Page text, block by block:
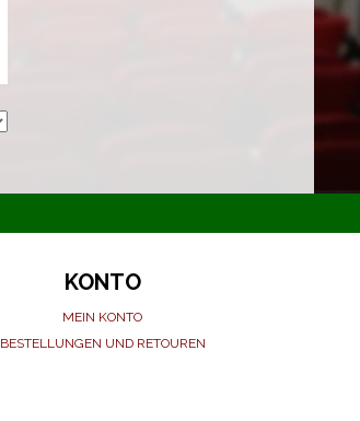
KONTO
MEIN KONTO
BESTELLUNGEN UND RETOUREN